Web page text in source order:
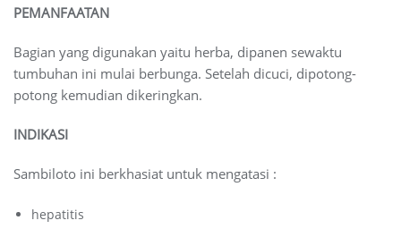
PEMANFAATAN
Bagian yang digunakan yaitu herba, dipanen sewaktu
tumbuhan ini mulai berbunga. Setelah dicuci, dipotong-
potong kemudian dikeringkan.
INDIKASI
Sambiloto ini berkhasiat untuk mengatasi :
hepatitis